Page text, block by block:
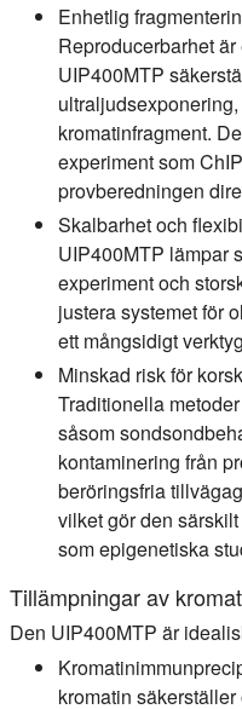
Enhetlig
Reproducerbarhet
UIP400MTP
kromatinfragment.
experiment som
provberedningen
Skalbarhet och
UIP400MTP lämpar
experiment och
justera systemet för
ett mångsidigt
Minskad risk för
Traditionella
såsom
kontaminering från
beröringsfria
vilket gör den
som epigenetiska
Tillämpningar av
Den UIP400MTP är
kromatin